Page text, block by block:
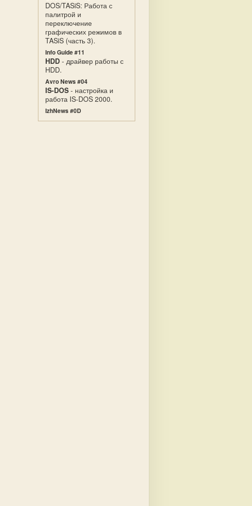
DOS/TASiS: Работа с
палитрой и
переключение
графических режимов в
TASiS (часть 3).
Info Guide #11
HDD - драйвер работы с
HDD.
Avro News #04
IS-DOS - настройка и
работа IS-DOS 2000.
IzhNews #0D